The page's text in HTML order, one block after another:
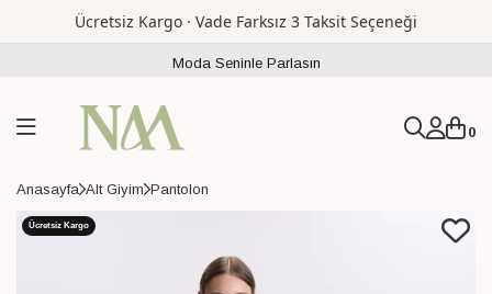
Ücretsiz Kargo · Vade Farksız 3 Taksit Seçeneği
Moda Seninle Parlasın
0
Anasayfa Alt Giyim Pantolon
Ücretsiz Kargo